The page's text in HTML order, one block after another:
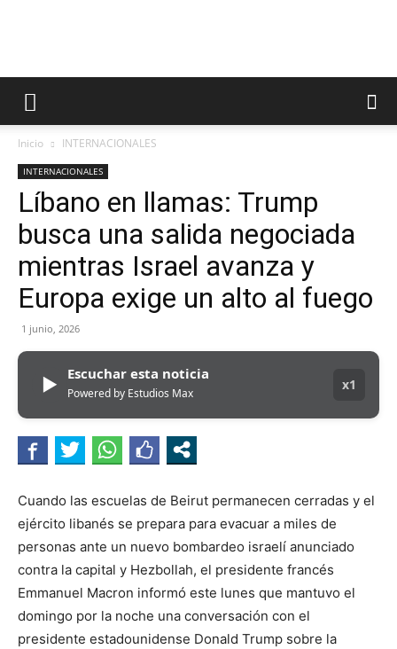
Inicio INTERNACIONALES
INTERNACIONALES
Líbano en llamas: Trump
busca una salida negociada
mientras Israel avanza y
Europa exige un alto al fuego
1 junio, 2026
▶ Escuchar esta noticia
Powered by Estudios Max
x1
Cuando las escuelas de Beirut permanecen cerradas y el
ejército libanés se prepara para evacuar a miles de
personas ante un nuevo bombardeo israelí anunciado
contra la capital y Hezbollah, el presidente francés
Emmanuel Macron informó este lunes que mantuvo el
domingo por la noche una conversación con el
presidente estadounidense Donald Trump sobre la